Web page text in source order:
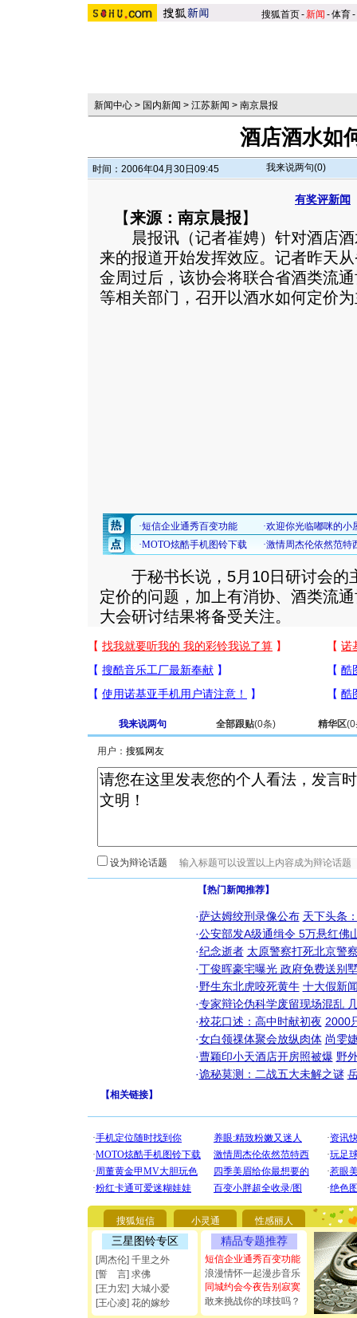
搜狐首页-新闻 -体育-
新闻中心 > 国内新闻 > 江苏新闻 > 南京晨报
酒店酒水如
时间：2006年04月30日09:45 我来说两句(0)
有奖评新闻
【来源：南京晨报】
晨报讯（记者崔娉）针对酒店酒
来的报道开始发挥效应。记者昨天
金周过后，该协会将联合省酒类流
等相关部门，召开以酒水如何定价
于秘书长说，5月10日研讨会的
定价的问题，加上有消协、酒类流
大会研讨结果将备受关注。
我来说两句 全部跟贴(0条) 精华区(0
用户：
设为辩论话题
【热门新闻推荐】
·萨达姆绞刑录像公布 天下头条
·公安部发A级通缉令 5万悬红佛
·纪念逝者 太原警察打死北京警
·丁俊晖豪宅曝光 政府免费送别
·野生东北虎咬死黄牛 十大假新
·专家辩论伪科学废留现场混乱
·校花口述：高中时献初夜 2000
·女白领祼体聚会放纵肉体 尚雯
·曹颖印小天酒店开房照被爆 野
·诡秘莫测：二战五大未解之谜
【相关链接】
搜狐短信 小灵通 性感丽人
三星图铃专区
[周杰伦] 千里之外
[誓 言] 求佛
[王力宏] 大城小爱
[王心凌] 花的嫁纱
精品专题推荐
短信企业通秀百变功能
浪漫情怀一起漫步音乐
同城约会今夜告别寂寞
敢来挑战你的球技吗？
[圣诞节]
要平安！
[圣诞节]
能正大光
都要快乐
[圣诞节]
如意,快
[元旦]看
断电。爱